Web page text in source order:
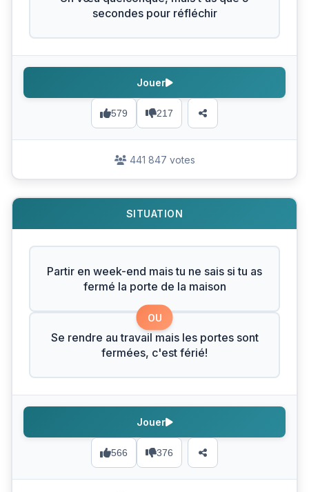
secondes pour réfléchir
579 217
Jouer
441 847 votes
SITUATION
Partir en week-end mais tu ne sais si tu as
fermé la porte de la maison
OU
Se rendre au travail mais les portes sont
fermées, c'est férié!
566 376
Jouer